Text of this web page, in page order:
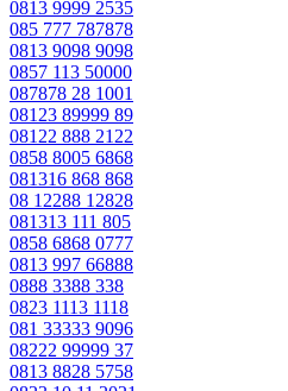
0813 9999 2535
085 777 787878
0813 9098 9098
0857 113 50000
087878 28 1001
08123 89999 89
08122 888 2122
0858 8005 6868
081316 868 868
08 12288 12828
081313 111 805
0858 6868 0777
0813 997 66888
0888 3388 338
0823 1113 1118
081 33333 9096
08222 99999 37
0813 8828 5758